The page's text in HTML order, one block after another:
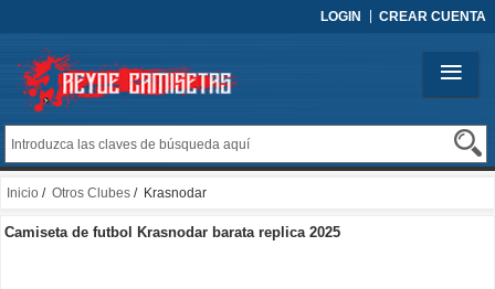
LOGIN CREAR CUENTA
Inicio / Otros Clubes / Krasnodar
Camiseta de futbol Krasnodar barata replica 2025